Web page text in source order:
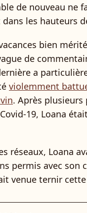
de nouveau ne
les hauteurs
bien
de
a
violemment
. Après plusieurs
19, Loana
réseaux, Loana
permis avec son
venue ternir